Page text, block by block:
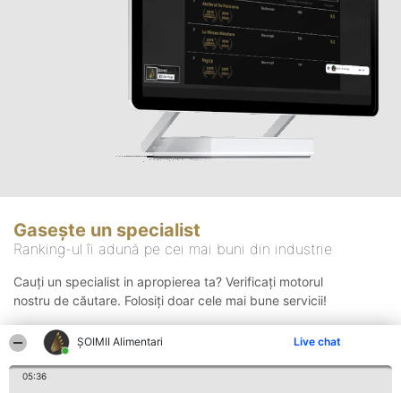
ŞOIMII Alimentari Live chat
05:36
Gasește un specialist
Ranking-ul îi adună pe cei mai buni din industrie
Cauți un specialist in apropierea ta? Verificați motorul
nostru de căutare. Folosiți doar cele mai bune servicii!